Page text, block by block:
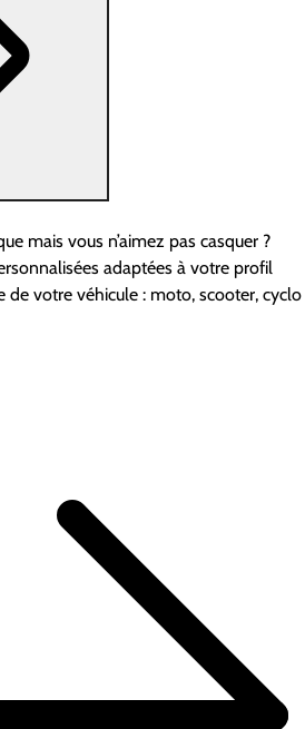
mais vous n’aimez pas casquer ?
adaptées à votre profil
de votre véhicule : moto, scooter, cyclo